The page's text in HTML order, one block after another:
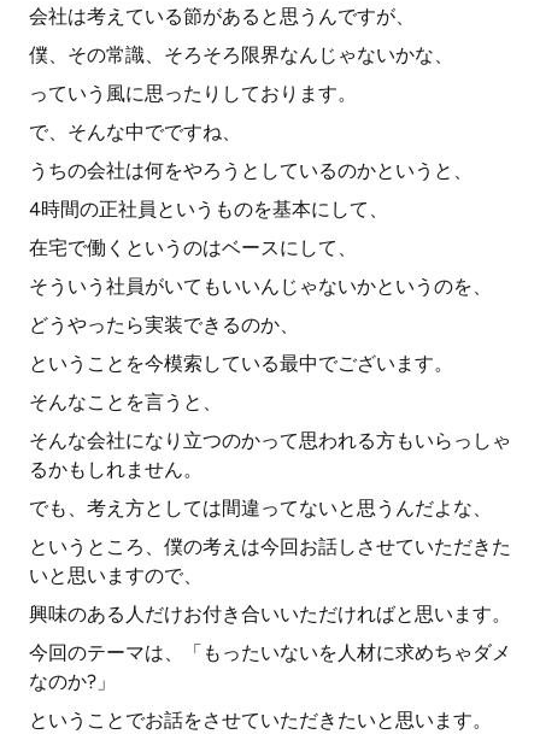
会社は考えている節があると思うんですが、
僕、その常識、そろそろ限界なんじゃないかな、
っていう風に思ったりしております。
で、そんな中でですね、
うちの会社は何をやろうとしているのかというと、
4時間の正社員というものを基本にして、
在宅で働くというのはベースにして、
そういう社員がいてもいいんじゃないかというのを、
どうやったら実装できるのか、
ということを今模索している最中でございます。
そんなことを言うと、
そんな会社になり立つのかって思われる方もいらっしゃ
るかもしれません。
でも、考え方としては間違ってないと思うんだよな、
というところ、僕の考えは今回お話しさせていただきた
いと思いますので、
興味のある人だけお付き合いいただければと思います。
今回のテーマは、「もったいないを人材に求めちゃダメ
なのか?」
ということでお話をさせていただきたいと思います。